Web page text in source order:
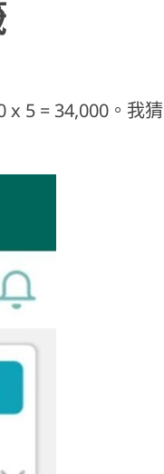
x 5 = 34,000。我猜